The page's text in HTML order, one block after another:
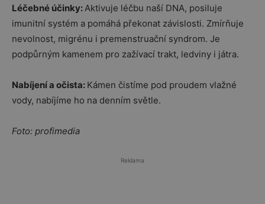
Léčebné účinky:Aktivuje léčbu naší DNA, posiluje
imunitní systém a pomáhá překonat závislosti. Zmírňuje
nevolnost, migrénu i premenstruační syndrom. Je
podpůrným kamenem pro zažívací trakt, ledviny i játra.
Nabíjení a očista: Kámen čistíme pod proudem vlažné
vody, nabíjíme ho na denním světle.
Foto: profimedia
Reklama